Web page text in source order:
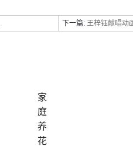
下一篇: 王梓钰献唱动
家
庭
养
花